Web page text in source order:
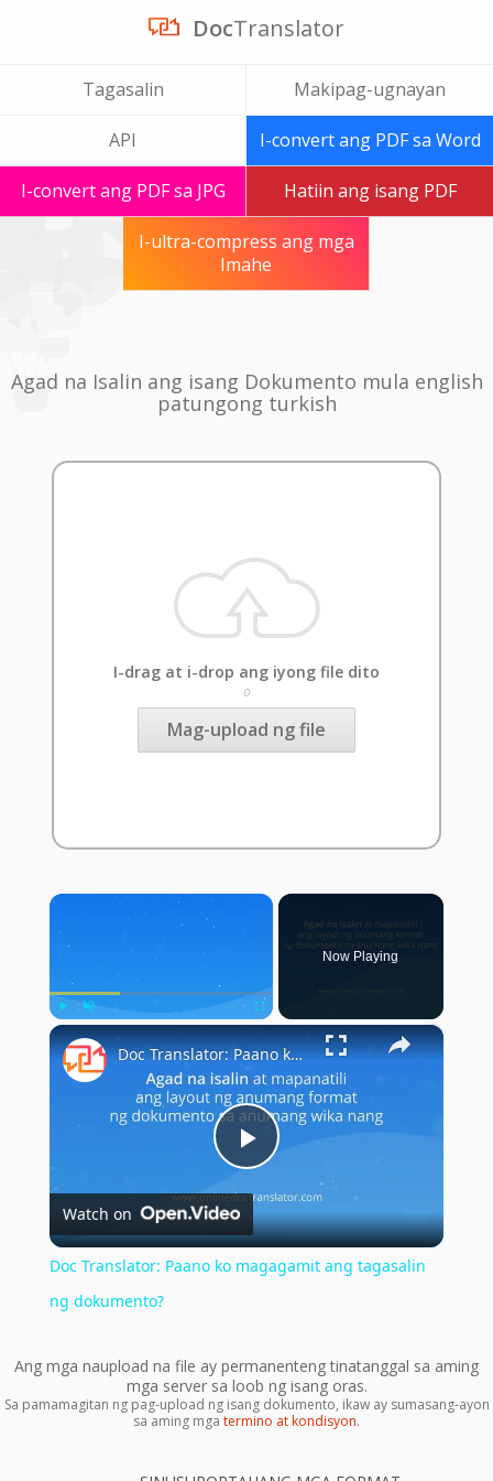
DocTranslator
Tagasalin Makipag-ugnayan
API I-convert ang PDF sa Word
I-convert ang PDF sa JPG Hatiin ang isang PDF
I-ultra-compress ang mga
Imahe
Agad na Isalin ang isang Dokumento mula english
patungong turkish
I-drag at i-drop ang iyong file dito
o
Mag-upload ng file
×
Play Unmute Fullscreen
Now Playing
×
Play
Video
Doc Translator: Paano ko magagamit ang tagasalin ng dokumento?
Watch on
Doc Translator: Paano ko magagamit ang tagasalin
ng dokumento?
Ang mga naupload na file ay permanenteng tinatanggal sa aming
mga server sa loob ng isang oras.
Sa pamamagitan ng pag-upload ng isang dokumento, ikaw ay sumasang-ayon
sa aming mga termino at kondisyon.